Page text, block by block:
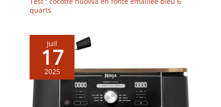
quarts
Juil
17
2025